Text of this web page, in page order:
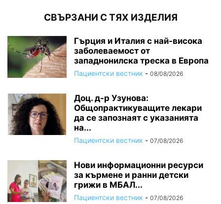
СВЪРЗАНИ С ТЯХ ИЗДЕЛИЯ
Гърция и Италия с най-висока
заболеваемост от
западнонилска треска в Европа
Пациентски вестник - 08/08/2026
Доц. д-р Узунова:
Общопрактикуващите лекари
да се запознаят с указанията
на...
Пациентски вестник - 07/08/2026
Нови информационни ресурси
за кърмене и ранни детски
грижи в МБАЛ...
Пациентски вестник - 07/08/2026